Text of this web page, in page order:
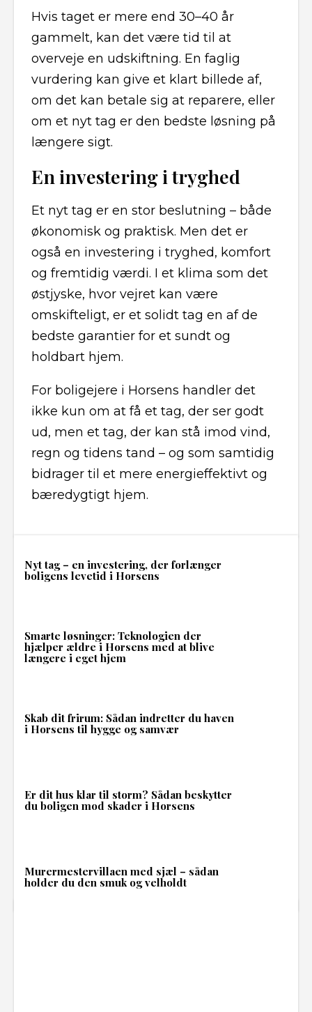
Hvis taget er mere end 30–40 år
gammelt, kan det være tid til at
overveje en udskiftning. En faglig
vurdering kan give et klart billede af,
om det kan betale sig at reparere, eller
om et nyt tag er den bedste løsning på
længere sigt.
En investering i tryghed
Et nyt tag er en stor beslutning – både
økonomisk og praktisk. Men det er
også en investering i tryghed, komfort
og fremtidig værdi. I et klima som det
østjyske, hvor vejret kan være
omskifteligt, er et solidt tag en af de
bedste garantier for et sundt og
holdbart hjem.
For boligejere i Horsens handler det
ikke kun om at få et tag, der ser godt
ud, men et tag, der kan stå imod vind,
regn og tidens tand – og som samtidig
bidrager til et mere energieffektivt og
bæredygtigt hjem.
Nyt tag – en investering, der forlænger
boligens levetid i Horsens
Smarte løsninger: Teknologien der
hjælper ældre i Horsens med at blive
længere i eget hjem
Skab dit frirum: Sådan indretter du haven
i Horsens til hygge og samvær
Er dit hus klar til storm? Sådan beskytter
du boligen mod skader i Horsens
Murermestervillaen med sjæl – sådan
holder du den smuk og velholdt